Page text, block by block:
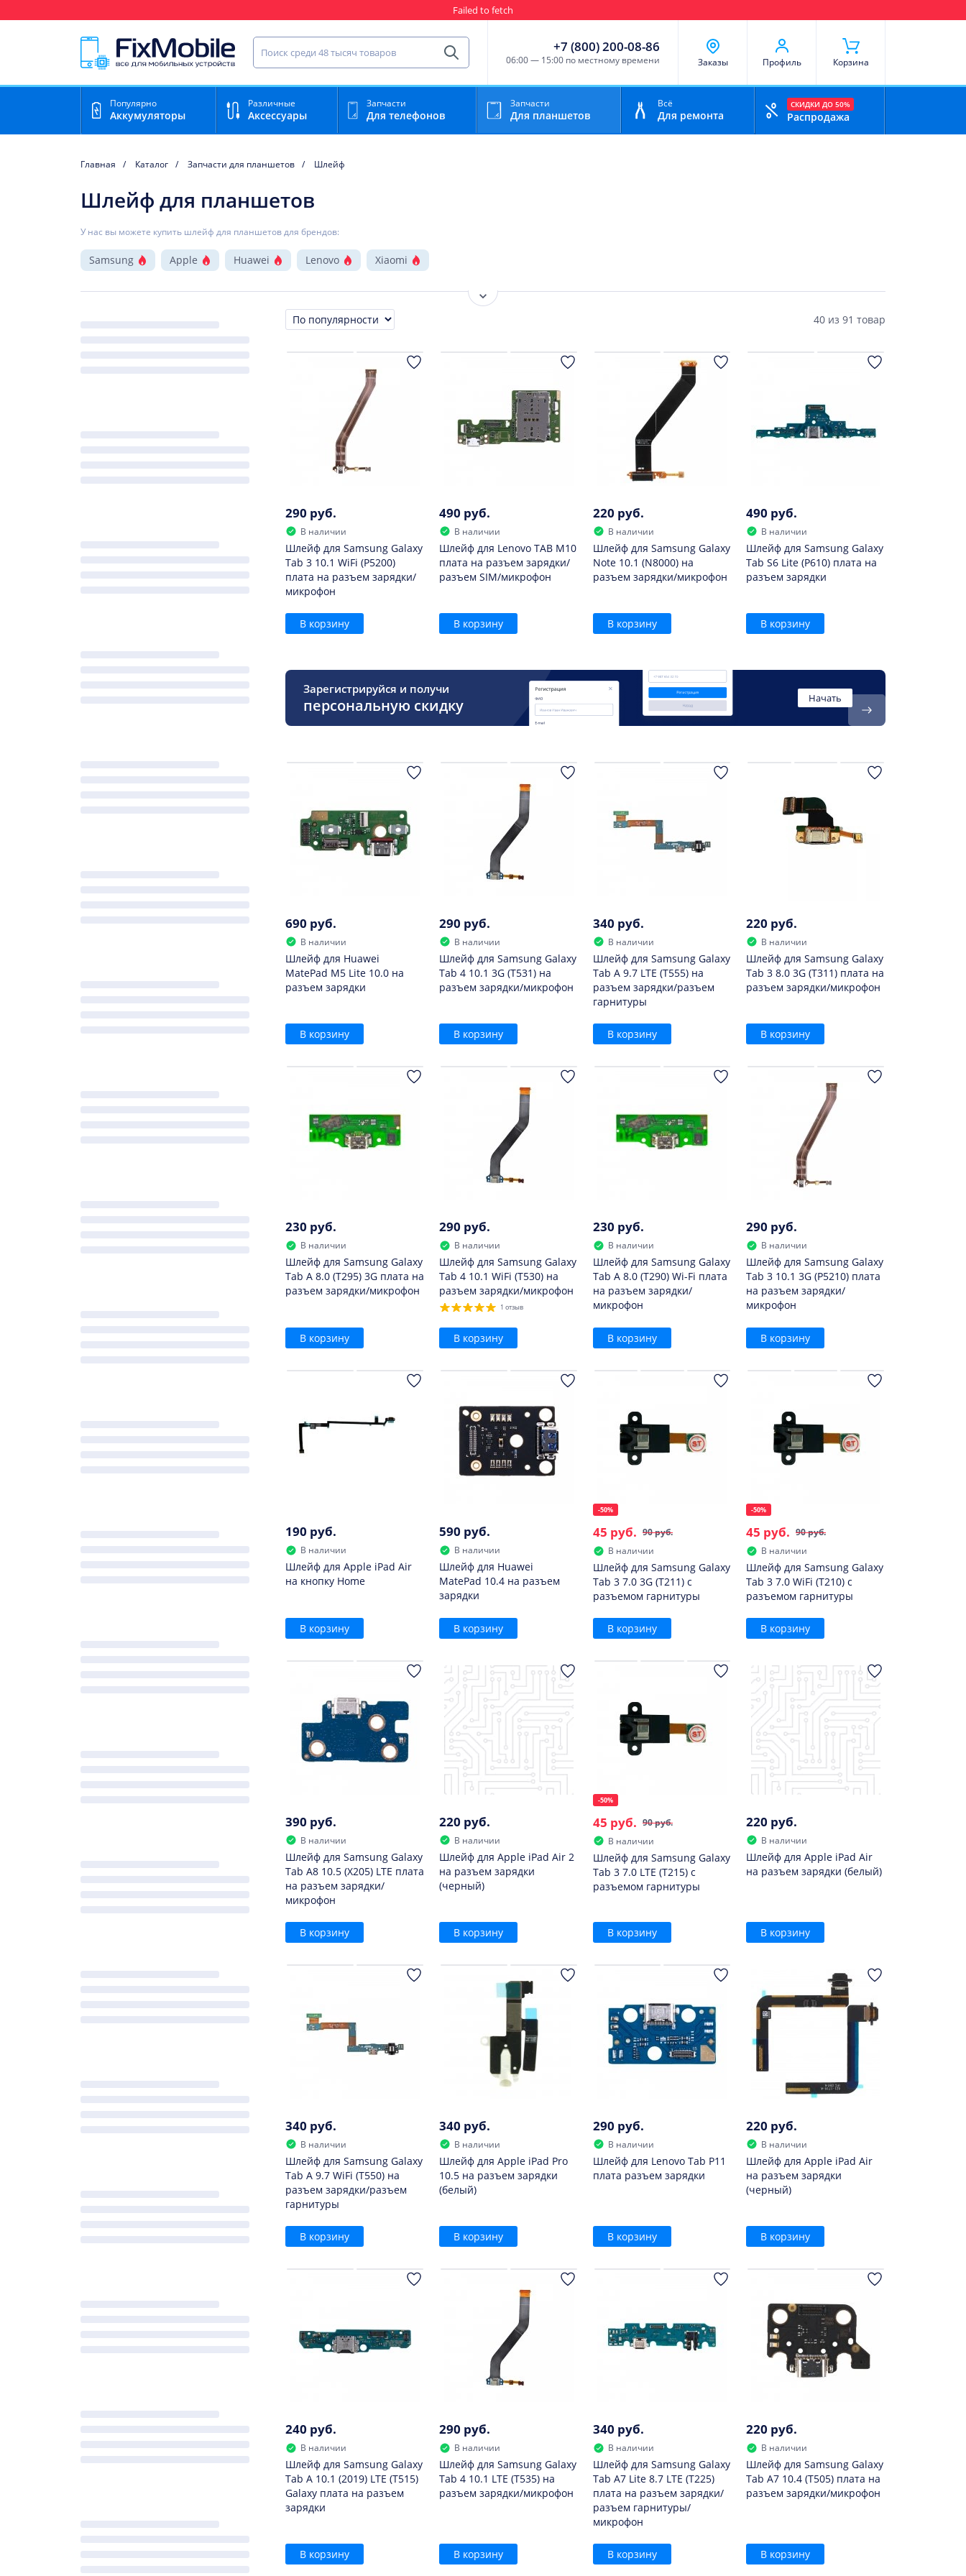
Найти запчасть для мобильного устройства
Найти
+7 (800) 200-08-86
06:00 — 15:00 по местному времени Заказы Профиль Корзина
Популярно
Аккумуляторы
Различные
Аксессуары
Запчасти
Для телефонов
Запчасти
Для планшетов
Всё
Для ремонта
СКИДКИ ДО 50%
Распродажа
Главная Каталог Запчасти для планшетов Шлейф
Шлейф для планшетов
У нас вы можете купить шлейф для планшетов для брендов:
Samsung Apple Huawei Lenovo Xiaomi
Показать ещё
Сортировка 40 из 91 товар
290 руб.
В наличии
Шлейф для Samsung Galaxy
Tab 3 10.1 WiFi (P5200)
плата на разъем зарядки/
микрофон
В корзину
490 руб.
В наличии
Шлейф для Lenovo TAB M10
плата на разъем зарядки/
разъем SIM/микрофон
В корзину
220 руб.
В наличии
Шлейф для Samsung Galaxy
Note 10.1 (N8000) на
разъем зарядки/микрофон
В корзину
490 руб.
В наличии
Шлейф для Samsung Galaxy
Tab S6 Lite (P610) плата на
разъем зарядки
В корзину
Зарегистрируйся и получи
персональную скидку Начать
690 руб.
В наличии
Шлейф для Huawei
MatePad M5 Lite 10.0 на
разъем зарядки
В корзину
290 руб.
В наличии
Шлейф для Samsung Galaxy
Tab 4 10.1 3G (T531) на
разъем зарядки/микрофон
В корзину
340 руб.
В наличии
Шлейф для Samsung Galaxy
Tab A 9.7 LTE (T555) на
разъем зарядки/разъем
гарнитуры
В корзину
220 руб.
В наличии
Шлейф для Samsung Galaxy
Tab 3 8.0 3G (T311) плата на
разъем зарядки/микрофон
В корзину
230 руб.
В наличии
Шлейф для Samsung Galaxy
Tab A 8.0 (T295) 3G плата на
разъем зарядки/микрофон
В корзину
290 руб.
В наличии
Шлейф для Samsung Galaxy
Tab 4 10.1 WiFi (T530) на
разъем зарядки/микрофон
1 отзыв
В корзину
230 руб.
В наличии
Шлейф для Samsung Galaxy
Tab A 8.0 (T290) Wi-Fi плата
на разъем зарядки/
микрофон
В корзину
290 руб.
В наличии
Шлейф для Samsung Galaxy
Tab 3 10.1 3G (P5210) плата
на разъем зарядки/
микрофон
В корзину
190 руб.
В наличии
Шлейф для Apple iPad Air
на кнопку Home
В корзину
590 руб.
В наличии
Шлейф для Huawei
MatePad 10.4 на разъем
зарядки
В корзину
-50%
90 руб.
45 руб.
В наличии
Шлейф для Samsung Galaxy
Tab 3 7.0 3G (T211) с
разъемом гарнитуры
В корзину
-50%
90 руб.
45 руб.
В наличии
Шлейф для Samsung Galaxy
Tab 3 7.0 WiFi (T210) с
разъемом гарнитуры
В корзину
390 руб.
В наличии
Шлейф для Samsung Galaxy
Tab A8 10.5 (X205) LTE плата
на разъем зарядки/
микрофон
В корзину
220 руб.
В наличии
Шлейф для Apple iPad Air 2
на разъем зарядки
(черный)
В корзину
-50%
90 руб.
45 руб.
В наличии
Шлейф для Samsung Galaxy
Tab 3 7.0 LTE (T215) с
разъемом гарнитуры
В корзину
220 руб.
В наличии
Шлейф для Apple iPad Air
на разъем зарядки (белый)
В корзину
340 руб.
В наличии
Шлейф для Samsung Galaxy
Tab A 9.7 WiFi (T550) на
разъем зарядки/разъем
гарнитуры
В корзину
340 руб.
В наличии
Шлейф для Apple iPad Pro
10.5 на разъем зарядки
(белый)
В корзину
290 руб.
В наличии
Шлейф для Lenovo Tab P11
плата разъем зарядки
В корзину
220 руб.
В наличии
Шлейф для Apple iPad Air
на разъем зарядки
(черный)
В корзину
240 руб.
В наличии
Шлейф для Samsung Galaxy
Tab A 10.1 (2019) LTE (T515)
Galaxy плата на разъем
зарядки
В корзину
290 руб.
В наличии
Шлейф для Samsung Galaxy
Tab 4 10.1 LTE (T535) на
разъем зарядки/микрофон
В корзину
340 руб.
В наличии
Шлейф для Samsung Galaxy
Tab A7 Lite 8.7 LTE (T225)
плата на разъем зарядки/
разъем гарнитуры/
микрофон
В корзину
220 руб.
В наличии
Шлейф для Samsung Galaxy
Tab A7 10.4 (T505) плата на
разъем зарядки/микрофон
В корзину